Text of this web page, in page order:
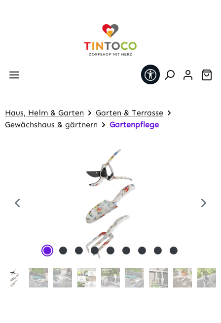
Werkzeugleiste
Haus, Heim & Garten
Garten & Terrasse
Gewächshaus & gärtnern
Gartenpflege